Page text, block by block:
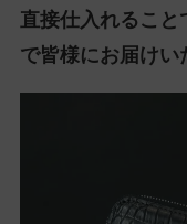
直接仕入れるこ
で皆様にお届けい